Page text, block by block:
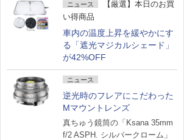
ニュース
【厳選】本日のお買
い得商品
車内の温度上昇を緩やかにす
る「遮光マジカルシェード」
が42%OFF
ニュース
逆光時のフレアにこだわった
Mマウントレンズ
真ちゅう鏡筒の「Ksana 35mm
f/2 ASPH. シルバークローム」